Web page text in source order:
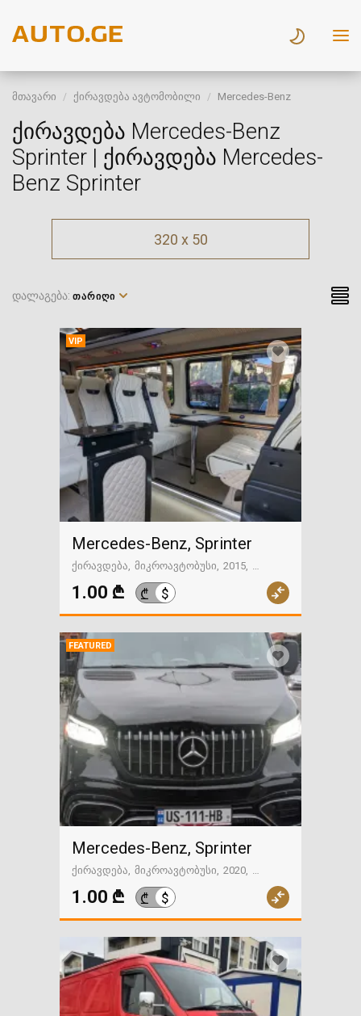
მთავარი ქირავდება ავტომობილი Mercedes-Benz
ქირავდება Mercedes-Benz
Sprinter | ქირავდება Mercedes-
Benz Sprinter
320 x 50
დალაგება: ᲗᲐᲠᲘᲦᲘ
VIP
Mercedes-Benz, Sprinter
ქირავდება მიკროავტობუსი 2015
მექანიკა
თბილისი
1.00 ₾ ₾ $
FEATURED
Mercedes-Benz, Sprinter
ქირავდება მიკროავტობუსი 2020
ავტომატიკა
თბილისი
1.00 ₾ ₾ $